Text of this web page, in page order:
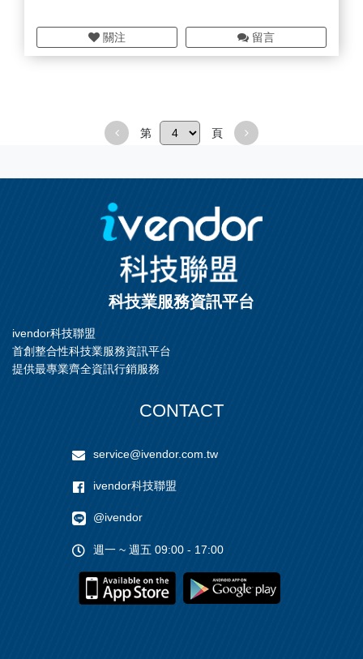
關注 留言
第 頁
科技業服務資訊平台
ivendor科技聯盟
首創整合性科技業服務資訊平台
提供最專業齊全資訊行銷服務
CONTACT
service@ivendor.com.tw
ivendor科技聯盟
@ivendor
週一 ~ 週五 09:00 - 17:00